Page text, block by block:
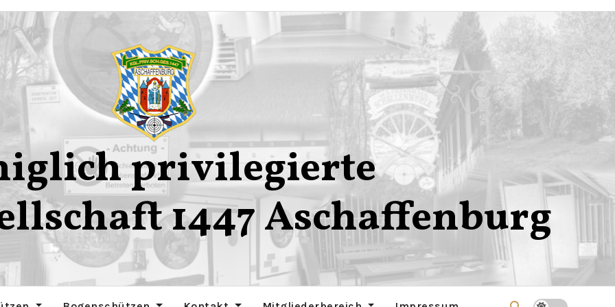
privilegierte
1447 Aschaffenburg